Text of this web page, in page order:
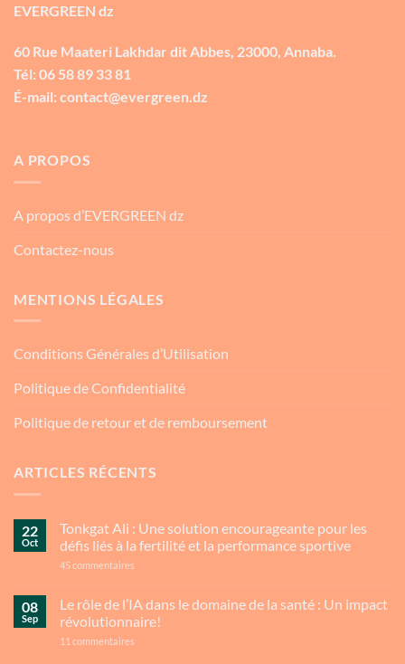
EVERGREEN dz
60 Rue Maateri Lakhdar dit Abbes, 23000, Annaba.
Tél: 06 58 89 33 81
É-mail: contact@evergreen.dz
A PROPOS
A propos d’EVERGREEN dz
Contactez-nous
MENTIONS LÉGALES
Conditions Générales d’Utilisation
Politique de Confidentialité
Politique de retour et de remboursement
ARTICLES RÉCENTS
22
Oct
Tonkgat Ali : Une solution encourageante pour les
défis liés à la fertilité et la performance sportive
45 commentaires
:
Une
solution
08
Sep
Le rôle de l’IA dans le domaine de la santé : Un impact
révolutionnaire!
11 commentaires